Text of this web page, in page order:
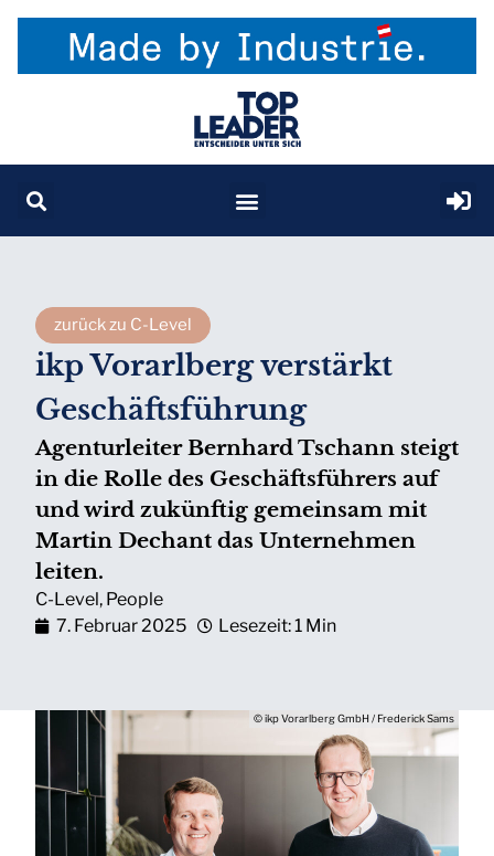
zurück zu C-Level
ikp Vorarlberg verstärkt
Geschäftsführung
Agenturleiter Bernhard Tschann steigt
in die Rolle des Geschäftsführers auf
und wird zukünftig gemeinsam mit
Martin Dechant das Unternehmen
leiten.
C-Level, People
7. Februar 2025
Lesezeit: 1 Min
© ikp Vorarlberg GmbH / Frederick Sams